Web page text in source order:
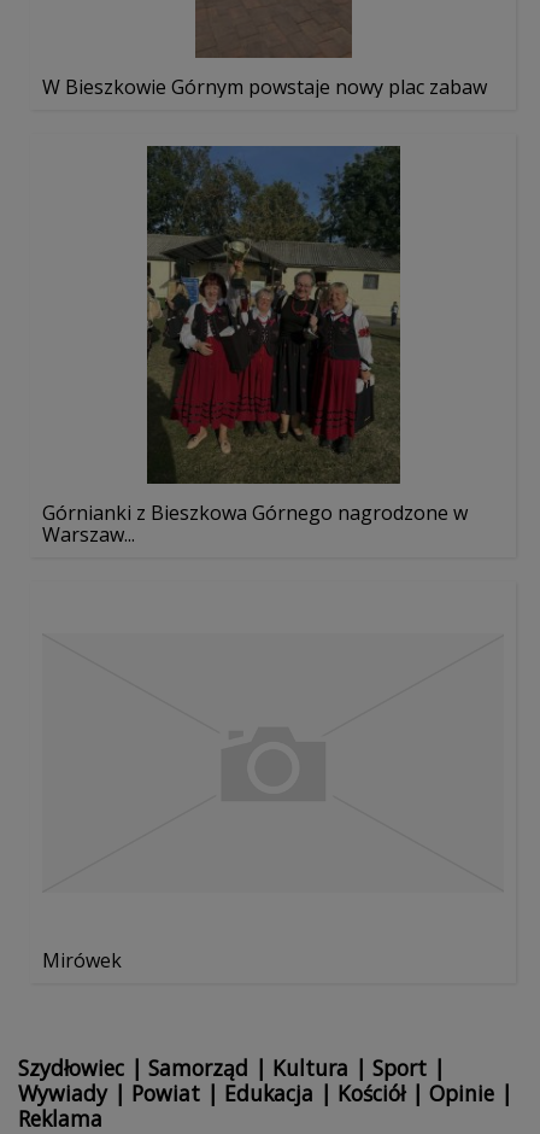
W Bieszkowie Górnym powstaje nowy plac zabaw
Górnianki z Bieszkowa Górnego nagrodzone w
Warszaw...
Mirówek
Szydłowiec | Samorząd | Kultura | Sport |
Wywiady| Powiat | Edukacja | Kościół| Opinie |
Reklama